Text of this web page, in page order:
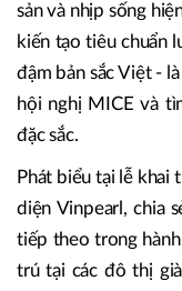
sản và nhịp sống
kiến tạo tiêu chuẩn
đậm bản sắc Việt -
hội nghị MICE và
đặc sắc.
Phát biểu tại lễ khai
diện Vinpearl, chia
tiếp theo trong
trú tại các đô thị